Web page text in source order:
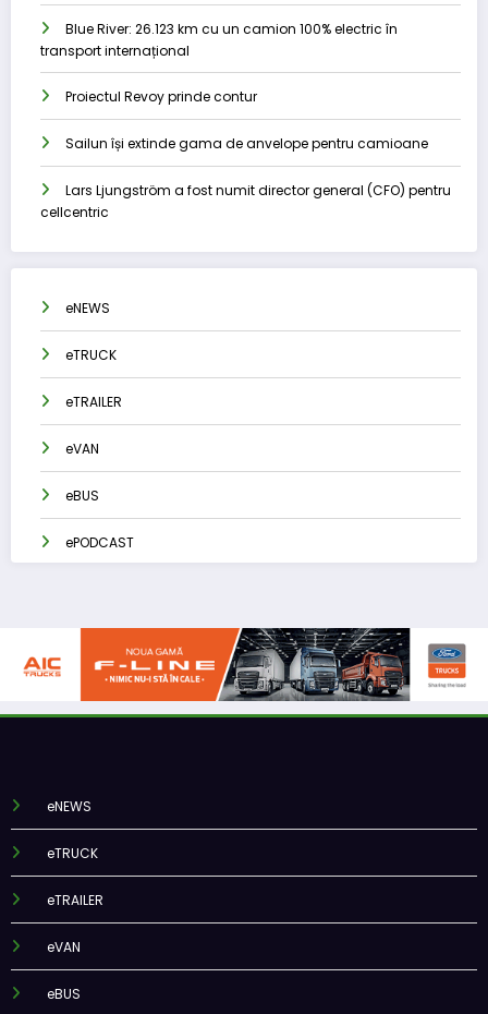
Blue River: 26.123 km cu un camion 100% electric în
transport internațional
Proiectul Revoy prinde contur
Sailun își extinde gama de anvelope pentru camioane
Lars Ljungström a fost numit director general (CFO) pentru
cellcentric
eNEWS
eTRUCK
eTRAILER
eVAN
eBUS
ePODCAST
eNEWS
eTRUCK
eTRAILER
eVAN
eBUS